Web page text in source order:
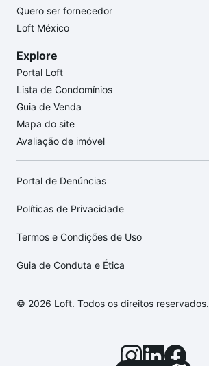
Quero ser fornecedor
Loft México
Explore
Portal Loft
Lista de Condomínios
Guia de Venda
Mapa do site
Avaliação de imóvel
Portal de Denúncias
Políticas de Privacidade
Termos e Condições de Uso
Guia de Conduta e Ética
© 2026 Loft. Todos os direitos reservados.